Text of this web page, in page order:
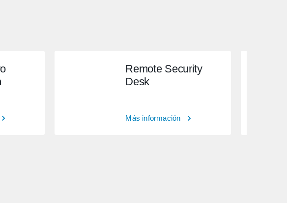
Remote Security
Desk
Más información